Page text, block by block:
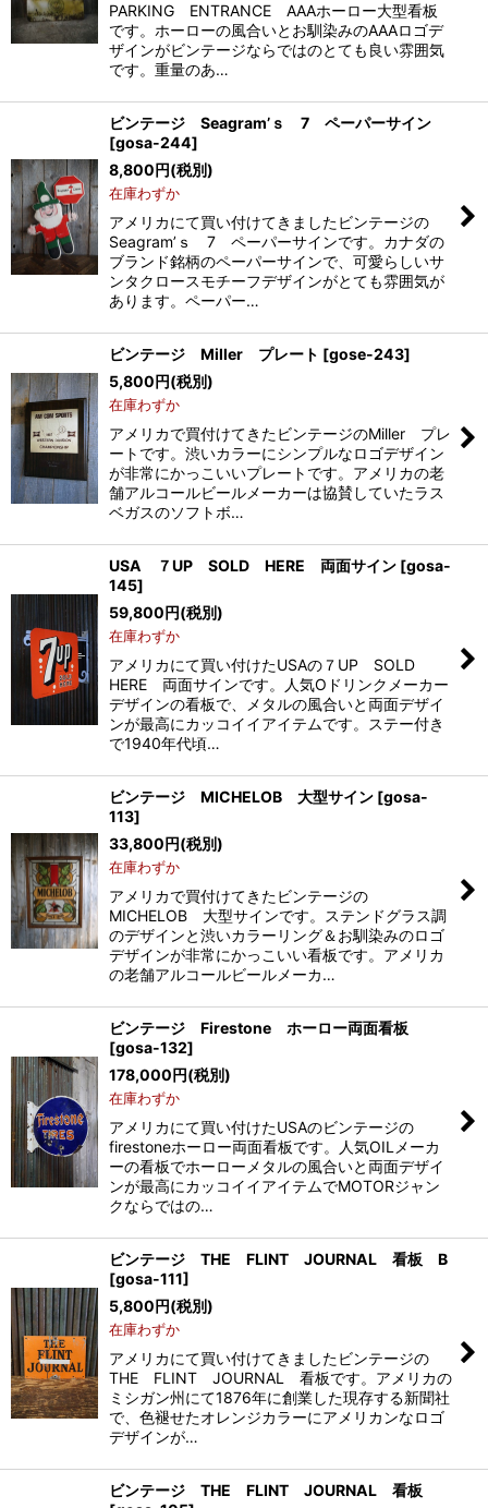
PARKING ENTRANCE AAAホーロー大型看板
です。ホーローの風合いとお馴染みのAAAロゴデ
ザインがビンテージならではのとても良い雰囲気
です。重量のあ…
ビンテージ Seagram’ｓ 7 ペーパーサイン
[gosa-244]
8,800円(税別)
在庫わずか
アメリカにて買い付けてきましたビンテージの
Seagram’ｓ 7 ペーパーサインです。カナダの
ブランド銘柄のペーパーサインで、可愛らしいサ
ンタクロースモチーフデザインがとても雰囲気が
あります。ペーパー…
ビンテージ Miller プレート [gose-243]
5,800円(税別)
在庫わずか
アメリカで買付けてきたビンテージのMiller プレ
ートです。渋いカラーにシンプルなロゴデザイン
が非常にかっこいいプレートです。アメリカの老
舗アルコールビールメーカーは協賛していたラス
ベガスのソフトボ…
USA ７UP SOLD HERE 両面サイン [gosa-
145]
59,800円(税別)
在庫わずか
アメリカにて買い付けたUSAの７UP SOLD
HERE 両面サインです。人気Oドリンクメーカー
デザインの看板で、メタルの風合いと両面デザイ
ンが最高にカッコイイアイテムです。ステー付き
で1940年代頃…
ビンテージ MICHELOB 大型サイン [gosa-
113]
33,800円(税別)
在庫わずか
アメリカで買付けてきたビンテージの
MICHELOB 大型サインです。ステンドグラス調
のデザインと渋いカラーリング＆お馴染みのロゴ
デザインが非常にかっこいい看板です。アメリカ
の老舗アルコールビールメーカ…
ビンテージ Firestone ホーロー両面看板
[gosa-132]
178,000円(税別)
在庫わずか
アメリカにて買い付けたUSAのビンテージの
firestoneホーロー両面看板です。人気OILメーカ
ーの看板でホーローメタルの風合いと両面デザイ
ンが最高にカッコイイアイテムでMOTORジャン
クならではの…
ビンテージ THE FLINT JOURNAL 看板 B
[gosa-111]
5,800円(税別)
在庫わずか
アメリカにて買い付けてきましたビンテージの
THE FLINT JOURNAL 看板です。アメリカの
ミシガン州にて1876年に創業した現存する新聞社
で、色褪せたオレンジカラーにアメリカンなロゴ
デザインが…
ビンテージ THE FLINT JOURNAL 看板